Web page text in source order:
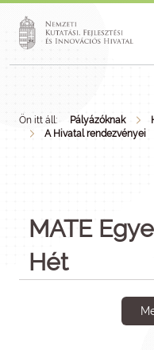
Ön itt áll: Pályázóknak
A Hivatal rendezvényei
MATE
Hét